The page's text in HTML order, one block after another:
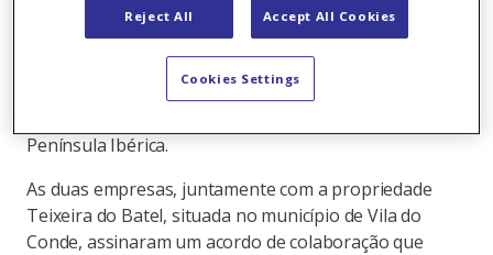
natural de origem 100% renovável- formalizaram a
sua entrada no mercado do biometano em Portugal,
após a decisão de implementar uma planta de
produção deste gás de origem renovável, um
Península Ibérica.
As duas empresas, juntamente com a propriedade
Teixeira do Batel, situada no município de Vila do
Conde, assinaram um acordo de colaboração que
Reject All Accept All Cookies
Cookies Settings